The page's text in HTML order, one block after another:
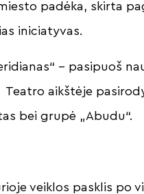
padėka, skirta
iniciatyvas.
– pasipuoš
aikštėje
bei grupė „Abudu“.
veiklos pasklis po